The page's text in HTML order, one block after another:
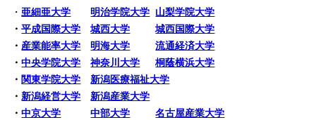
・ 亜細亜大学 明治学院大学 山梨学院大学
・平成国際大学 城西大学
城西国際大学
・ 産業能率大学 明海大学
流通経済大学
・中央学院大学 神奈川大学
桐蔭横浜大学
・ 関東学院大学
新潟医療福祉大学
・ 新潟経営大学
新潟産業大学
・中京大学 中部大学
名古屋産業大学